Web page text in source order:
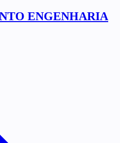
ENGENHARIA